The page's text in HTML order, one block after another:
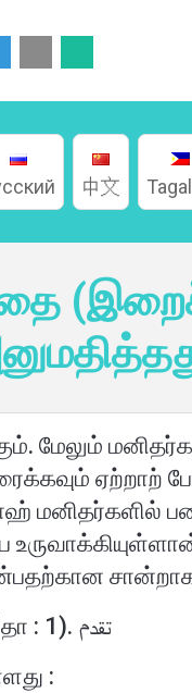
中文
மேலும்
ஏற்றாற்
மனிதர்களில்
''கால் நடைகள் உண்பதற்கு அனுமதிக்கப்பட்டுள்ளன'' . (அல்மாஇதா : 1). تقدم
: